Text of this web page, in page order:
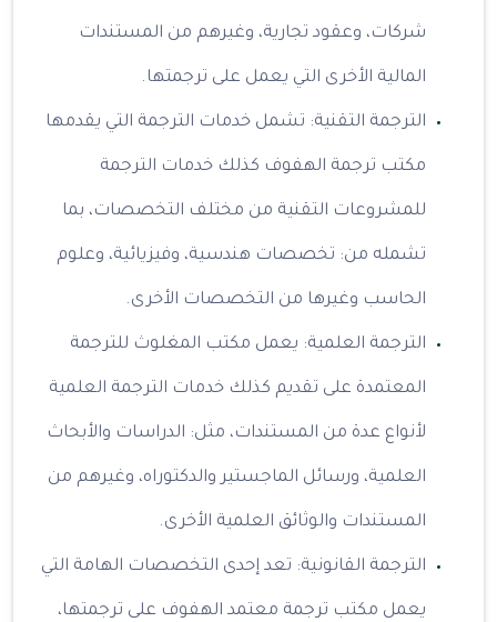
شركات، وعقود تجارية، وغيرهم من المستندات
المالية الأخرى التي يعمل على ترجمتها.
الترجمة التقنية: تشمل خدمات الترجمة التي يقدمها
مكتب ترجمة الهفوف كذلك خدمات الترجمة
للمشروعات التقنية من مختلف التخصصات، بما
تشمله من: تخصصات هندسية، وفيزيائية، وعلوم
الحاسب وغيرها من التخصصات الأخرى.
الترجمة العلمية: يعمل مكتب المغلوث للترجمة
المعتمدة على تقديم كذلك خدمات الترجمة العلمية
لأنواع عدة من المستندات، مثل: الدراسات والأبحاث
العلمية، ورسائل الماجستير والدكتوراه، وغيرهم من
المستندات والوثائق العلمية الأخرى.
الترجمة القانونية: تعد إحدى التخصصات الهامة التي
يعمل مكتب ترجمة معتمد الهفوف على ترجمتها،